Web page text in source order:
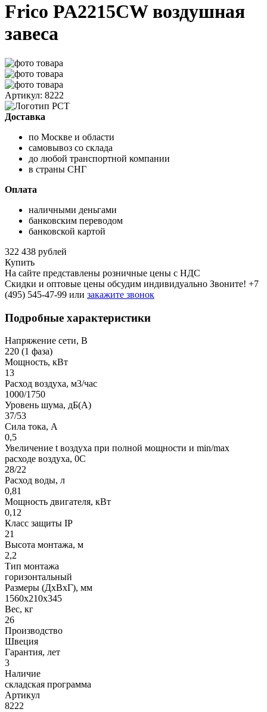
Frico PA2215CW воздушная
завеса
Артикул: 8222
Доставка
по Москве и области
самовывоз со склада
до любой транспортной компании
в страны СНГ
Оплата
наличными деньгами
банковским переводом
банковской картой
322 438 рублей
Купить
На сайте представлены розничные цены с НДС
Скидки и оптовые цены обсудим индивидуально Звоните! +7
(495) 545-47-99 или закажите звонок
Подробные характеристики
Напряжение сети, В
220 (1 фаза)
Мощность, кВт
13
Расход воздуха, м3/час
1000/1750
Уровень шума, дБ(A)
37/53
Сила тока, A
0,5
Увеличение t воздуха при полной мощности и min/max
расходе воздуха, 0C
28/22
Расход воды, л
0,81
Мощность двигателя, кВт
0,12
Класс защиты IP
21
Высота монтажа, м
2,2
Тип монтажа
горизонтальный
Размеры (ДхВхГ), мм
1560x210x345
Вес, кг
26
Производство
Швеция
Гарантия, лет
3
Наличие
складская программа
Артикул
8222